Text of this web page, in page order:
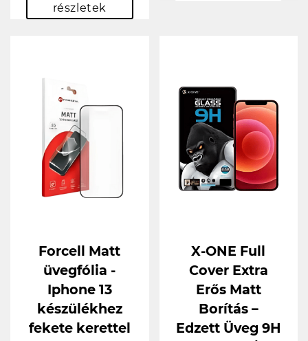
részletek
Forcell Matt
üvegfólia -
Iphone 13
készülékhez
fekete kerettel
X-ONE Full
Cover Extra
Erős Matt
Borítás –
Edzett Üveg 9H